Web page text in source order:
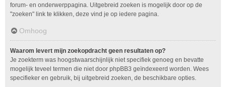
forum- en onderwerppagina. Uitgebreid zoeken is mogelijk door op de
"zoeken" link te klikken, deze vind je op iedere pagina.
Omhoog
Waarom levert mijn zoekopdracht geen resultaten op?
Je zoekterm was hoogstwaarschijnlijk niet specifiek genoeg en bevatte
mogelijk teveel termen die niet door phpBB3 geïndexeerd worden. Wees
specifieker en gebruik, bij uitgebreid zoeken, de beschikbare opties.